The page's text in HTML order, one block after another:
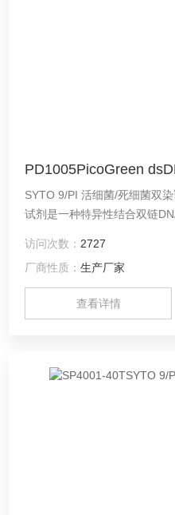
PD1005PicoGreen
SYTO 9/PI 活细菌/死细菌双
试剂是一种特异性结合双链
荧光酶标仪兼容。PicoGreen
不受核苷酸和单链核酸的影响
成正比，且无序列依赖性，非
访问次数： 2727
厂商性质：生产厂家
查看详情